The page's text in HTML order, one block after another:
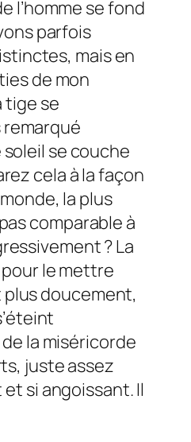
l’homme se fond
parfois
mais en
de mon
tige se
se couche
cela à la façon
la plus
comparable à
? La
le mettre
doucement,
la miséricorde
juste assez
si angoissant. Il